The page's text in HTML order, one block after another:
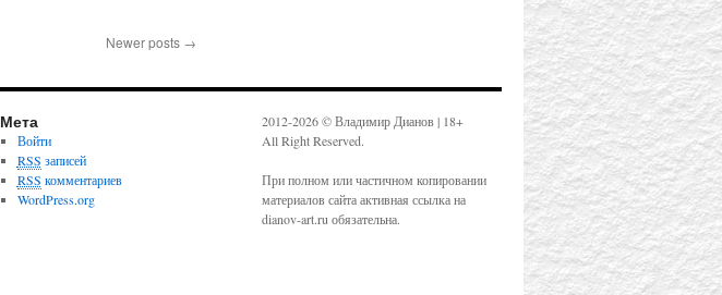
Newer posts →
Мета
Войти
RSS записей
RSS комментариев
WordPress.org
2012-2026 © Владимир Дианов | 18+
All Right Reserved.
При полном или частичном копировании
материалов сайта активная ссылка на
dianov-art.ru обязательна.